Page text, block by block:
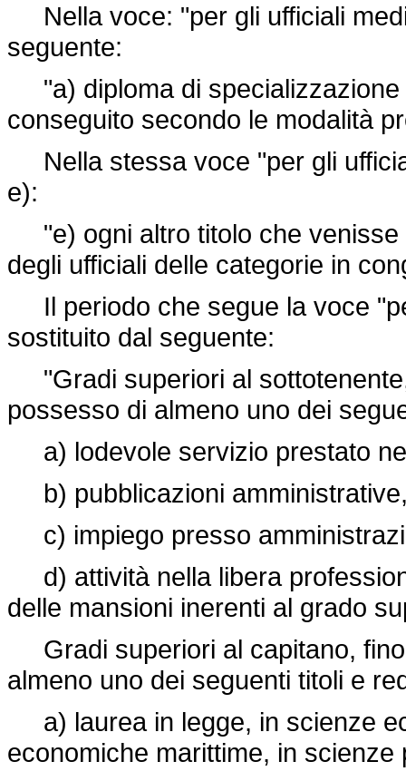
Nella voce: "per gli ufficiali
seguente:
"a) diploma di specializzazione
conseguito secondo le modalità
Nella stessa voce "per gli
e):
"e) ogni altro titolo che venisse
degli ufficiali delle categorie in
Il periodo che segue la voce
sostituito dal seguente:
"Gradi superiori al
possesso di almeno uno dei
a) lodevole servizio prestato
b) pubblicazioni
c) impiego presso
d) attività nella libera
delle mansioni inerenti al grado
Gradi superiori al capitano,
almeno uno dei seguenti titoli e
a) laurea in legge, in scienze
economiche marittime, in